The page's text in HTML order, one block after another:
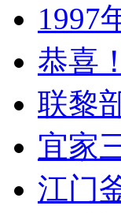
1997
恭喜
联黎
宜家
江门